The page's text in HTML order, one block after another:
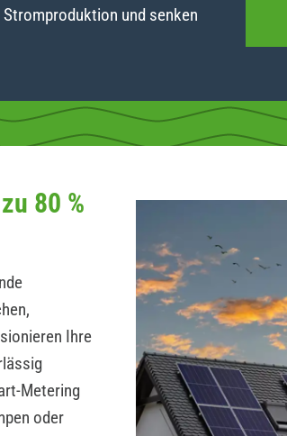
und senken
80 %
Ihre
Metering
oder